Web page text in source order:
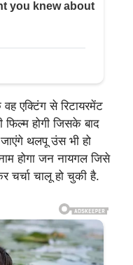
एक्टिंग से रिटायरमेंट
होगी जिसके बाद
जाएंगे थलपू उंस भी हो
होगा जन नायगल जिसे
चर्चा चालू हो चुकी है.